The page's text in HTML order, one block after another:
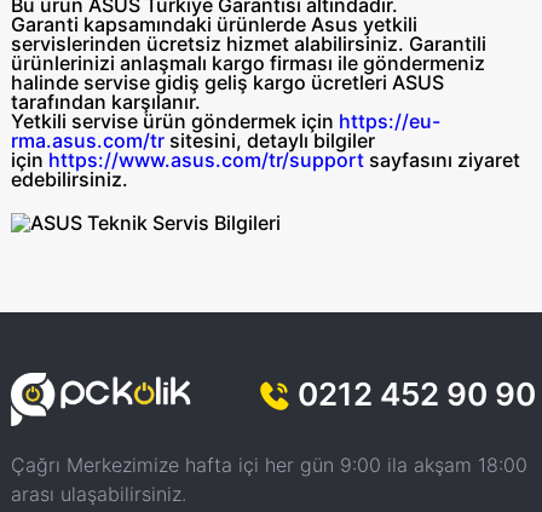
Bu ürün ASUS Türkiye Garantisi altındadır.
Garanti kapsamındaki ürünlerde Asus yetkili
servislerinden ücretsiz hizmet alabilirsiniz. Garantili
ürünlerinizi anlaşmalı kargo firması ile göndermeniz
halinde servise gidiş geliş kargo ücretleri ASUS
tarafından karşılanır.
Yetkili servise ürün göndermek için https://eu-
rma.asus.com/tr sitesini, detaylı bilgiler
için https://www.asus.com/tr/support sayfasını ziyaret
edebilirsiniz.
0212 452 90 90
Çağrı Merkezimize hafta içi her gün 9:00 ila akşam 18:00
arası ulaşabilirsiniz.